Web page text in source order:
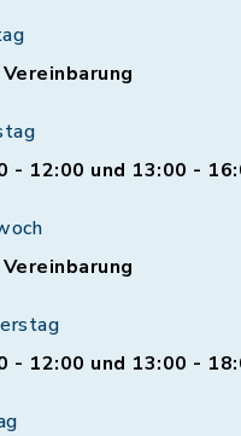
Vereinbarung
- 12:00 und 13:00 -
Vereinbarung
- 12:00 und 13:00 -